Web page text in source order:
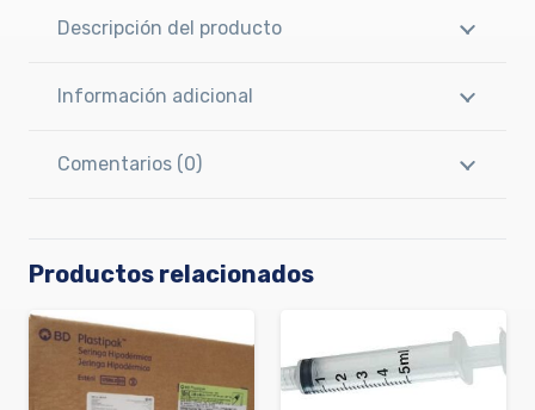
Descripción del producto
Información adicional
Comentarios (0)
Productos relacionados